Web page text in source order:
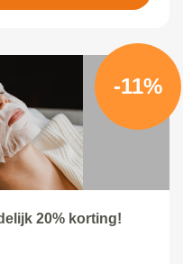
-11%
20% korting!